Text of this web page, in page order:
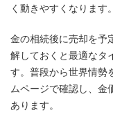
く動きやすくなります。
金の相続後に売却を予
解しておくと最適なタ
す。普段から世界情勢
ムページで確認し、金
あります。